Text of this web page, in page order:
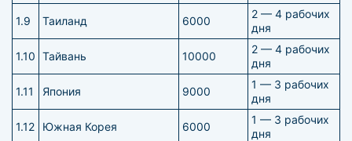
1.9 Таиланд 6000
2 — 4 рабочих
дня
1.10 Тайвань 10000
2 — 4 рабочих
дня
1.11 Япония 9000
1 — 3 рабочих
дня
1.12 Южная Корея 6000
1 — 3 рабочих
дня